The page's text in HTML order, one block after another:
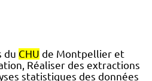
du CHU de Montpellier et
Réaliser des extractions
statistiques des données